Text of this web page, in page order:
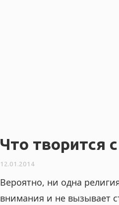
Что творится
12.01.2014
Вероятно, ни одна
внимания и не вызывает